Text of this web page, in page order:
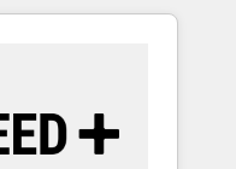
リーダー ✓
理の壁打ちな
い合わせくださ
making this the
team. -
to drive